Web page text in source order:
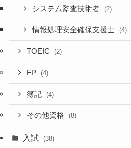
システム監査技術者 (2)
情報処理安全確保支援士 (4)
TOEIC (2)
FP (4)
簿記 (4)
その他資格 (8)
入試 (38)